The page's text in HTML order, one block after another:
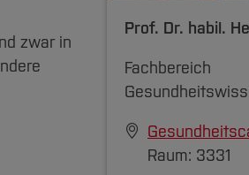
zwar in
Prof. Dr. habil.
Fachbereich
Raum: 3331